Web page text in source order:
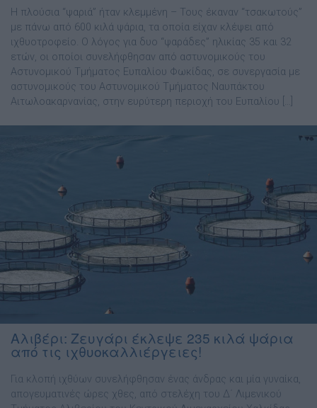
Η πλούσια “ψαριά” ήταν κλεμμένη – Τους έκαναν “τσακωτούς”
με πάνω από 600 κιλά ψάρια, τα οποία είχαν κλέψει από
ιχθυοτροφείο. Ο λόγος για δυο “ψαράδες” ηλικίας 35 και 32
ετών, οι οποίοι συνελήφθησαν από αστυνομικούς του
Αστυνομικού Τμήματος Ευπαλίου Φωκίδας, σε συνεργασία με
αστυνομικούς του Αστυνομικού Τμήματος Ναυπάκτου
Αιτωλοακαρνανίας, στην ευρύτερη περιοχή του Ευπαλίου […]
Αλιβέρι: Ζευγάρι έκλεψε 235 κιλά ψάρια
από τις ιχθυοκαλλιέργειες!
Για κλοπή ιχθύων συνελήφθησαν ένας άνδρας και μία γυναίκα,
απογευματινές ώρες χθες, από στελέχη του Δ΄ Λιμενικού